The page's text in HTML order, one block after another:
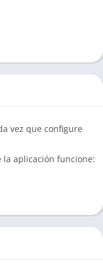
vez que configure
aplicación funcione: